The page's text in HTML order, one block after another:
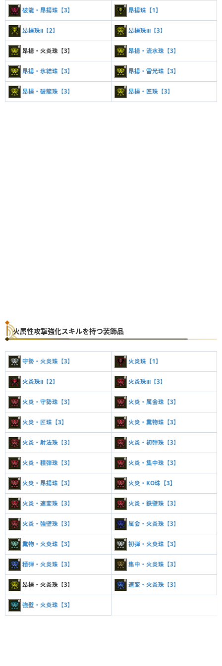
破龍・昂揚珠【3】 昂揚珠【1】
昂揚珠Ⅱ【2】 昂揚珠Ⅲ【3】
昂揚・火炎珠【3】 昂揚・流水珠【3】
昂揚・氷結珠【3】 昂揚・雷光珠【3】
昂揚・破龍珠【3】 昂揚・匠珠【3】
火属性攻撃強化スキルを持つ装飾品
守勢・火炎珠【3】 火炎珠【1】
火炎珠Ⅱ【2】 火炎珠Ⅲ【3】
火炎・守勢珠【3】 火炎・属会珠【3】
火炎・匠珠【3】 火炎・業物珠【3】
火炎・射法珠【3】 火炎・初弾珠【3】
火炎・積弾珠【3】 火炎・集中珠【3】
火炎・昂揚珠【3】 火炎・KO珠【3】
火炎・速変珠【3】 火炎・鉄壁珠【3】
火炎・強壁珠【3】 属会・火炎珠【3】
業物・火炎珠【3】 初弾・火炎珠【3】
積弾・火炎珠【3】 集中・火炎珠【3】
昂揚・火炎珠【3】 速変・火炎珠【3】
強壁・火炎珠【3】